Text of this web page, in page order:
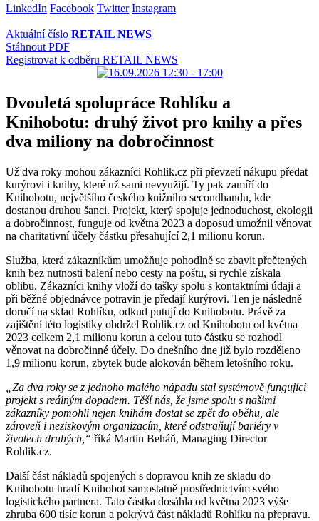
LinkedIn Facebook Twitter Instagram
Aktuální číslo RETAIL NEWS
Stáhnout PDF
Registrovat k odběru RETAIL NEWS
Dvouletá spolupráce Rohlíku a
Knihobotu: druhý život pro knihy a přes
dva miliony na dobročinnost
Už dva roky mohou zákazníci Rohlik.cz při převzetí nákupu předat
kurýrovi i knihy, které už sami nevyužijí. Ty pak zamíří do
Knihobotu, největšího českého knižního secondhandu, kde
dostanou druhou šanci. Projekt, který spojuje jednoduchost, ekologii
a dobročinnost, funguje od května 2023 a doposud umožnil věnovat
na charitativní účely částku přesahující 2,1 milionu korun.
Služba, která zákazníkům umožňuje pohodlně se zbavit přečtených
knih bez nutnosti balení nebo cesty na poštu, si rychle získala
oblibu. Zákazníci knihy vloží do tašky spolu s kontaktními údaji a
při běžné objednávce potravin je předají kurýrovi. Ten je následně
doručí na sklad Rohlíku, odkud putují do Knihobotu. Právě za
zajištění této logistiky obdržel Rohlik.cz od Knihobotu od května
2023 celkem 2,1 milionu korun a celou tuto částku se rozhodl
věnovat na dobročinné účely. Do dnešního dne již bylo rozděleno
1,9 milionu korun, zbytek bude alokován během letošního roku.
„Za dva roky se z jednoho malého nápadu stal systémově fungující
projekt s reálným dopadem. Těší nás, že jsme spolu s našimi
zákazníky pomohli nejen knihám dostat se zpět do oběhu, ale
zároveň i neziskovým organizacím, které odstraňují bariéry v
životech druhých,“ říká Martin Beháň, Managing Director
Rohlik.cz.
Další část nákladů spojených s dopravou knih ze skladu do
Knihobotu hradí Knihobot samostatně prostřednictvím svého
logistického partnera. Tato částka dosáhla od května 2023 výše
zhruba 600 tisíc korun a pokrývá část nákladů Rohlíku na přepravu.